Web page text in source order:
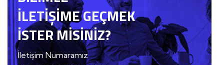
İLETIŞIME GEÇMEK
İSTER MISINIZ?
İletişim Numaramız